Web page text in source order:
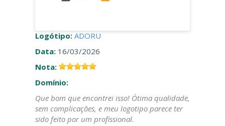
Logótipo: ADORU
Data: 16/03/2026
Nota:
Domínio:
Que bom que encontrei isso! Ótima qualidade,
sem complicações, e meu logotipo parece ter
sido feito por um profissional.